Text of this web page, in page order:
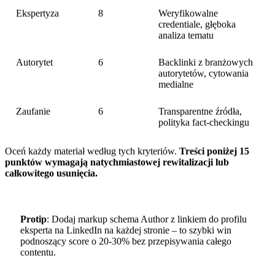
Ekspertyza 8
Weryfikowalne
credentiale, głęboka
analiza tematu
Autorytet 6
Backlinki z branżowych
autorytetów, cytowania
medialne
Zaufanie 6
Transparentne źródła,
polityka fact-checkingu
Oceń każdy materiał według tych kryteriów. Treści poniżej 15
punktów wymagają natychmiastowej rewitalizacji lub
całkowitego usunięcia.
Protip: Dodaj markup schema Author z linkiem do profilu
eksperta na LinkedIn na każdej stronie – to szybki win
podnoszący score o 20-30% bez przepisywania całego
contentu.